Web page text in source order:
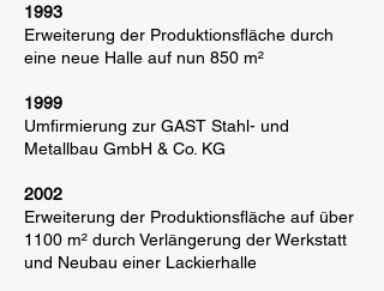
1993
Erweiterung der Produktionsfläche durch
eine neue Halle auf nun 850 m²
1999
Umfirmierung zur GAST Stahl- und
Metallbau GmbH & Co. KG
2002
Erweiterung der Produktionsfläche auf über
1100 m² durch Verlängerung der Werkstatt
und Neubau einer Lackierhalle